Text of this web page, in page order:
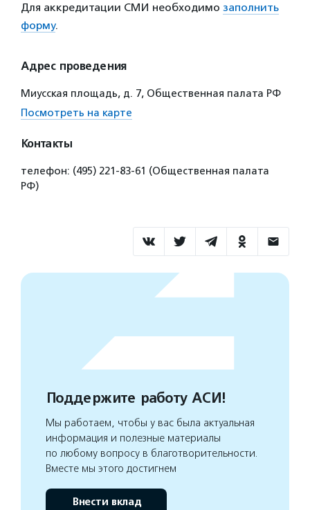
Для аккредитации СМИ необходимо заполнить
форму.
Адрес проведения
Миусская площадь, д. 7, Общественная палата РФ
Посмотреть на карте
Контакты
телефон: (495) 221-83-61 (Общественная палата
РФ)
Поддержите работу АСИ!
Мы работаем, чтобы у вас была актуальная
информация и полезные материалы
по любому вопросу в благотворительности.
Вместе мы этого достигнем
Внести вклад